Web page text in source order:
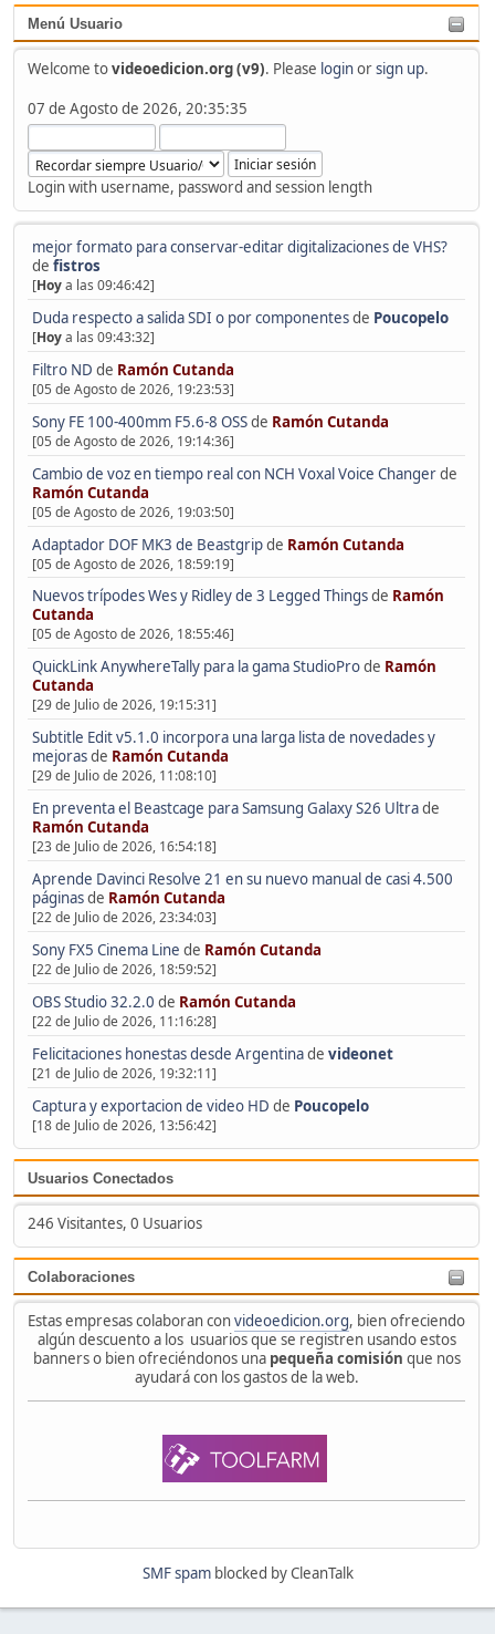
Menú Usuario
Welcome tovideoedicion.org (v9). Please loginorsign up.
07 de Agosto de 2026, 20:35:35
Login with username, password and session length
mejor formato para conservar-editar digitalizaciones de VHS?
de fistros
[Hoya las 09:46:42]
Duda respecto a salida SDI o por componentesde Poucopelo
[Hoya las 09:43:32]
Filtro ND de Ramón Cutanda
[05 de Agosto de 2026, 19:23:53]
Sony FE 100-400mm F5.6-8 OSSde Ramón Cutanda
[05 de Agosto de 2026, 19:14:36]
Cambio de voz en tiempo real con NCH Voxal Voice Changerde
Ramón Cutanda
[05 de Agosto de 2026, 19:03:50]
Adaptador DOF MK3 de Beastgripde Ramón Cutanda
[05 de Agosto de 2026, 18:59:19]
Nuevos trípodes Wes y Ridley de 3 Legged Thingsde Ramón
Cutanda
[05 de Agosto de 2026, 18:55:46]
QuickLink AnywhereTally para la gama StudioProde Ramón
Cutanda
[29 de Julio de 2026, 19:15:31]
Subtitle Edit v5.1.0 incorpora una larga lista de novedades y
mejorasde Ramón Cutanda
[29 de Julio de 2026, 11:08:10]
En preventa el Beastcage para Samsung Galaxy S26 Ultrade
Ramón Cutanda
[23 de Julio de 2026, 16:54:18]
Aprende Davinci Resolve 21 en su nuevo manual de casi 4.500
páginasde Ramón Cutanda
[22 de Julio de 2026, 23:34:03]
Sony FX5 Cinema Line de Ramón Cutanda
[22 de Julio de 2026, 18:59:52]
OBS Studio 32.2.0 de Ramón Cutanda
[22 de Julio de 2026, 11:16:28]
Felicitaciones honestas desde Argentinade videonet
[21 de Julio de 2026, 19:32:11]
Captura y exportacion de video HD de Poucopelo
[18 de Julio de 2026, 13:56:42]
Usuarios Conectados
246 Visitantes, 0 Usuarios
Colaboraciones
Estas empresas colaboran convideoedicion.org, bien ofreciendo
algún descuento a los usuarios que se registren usando estos
banners o bien ofreciéndonos una pequeña comisión que nos
ayudará con los gastos de la web.
SMF spamblocked by CleanTalk